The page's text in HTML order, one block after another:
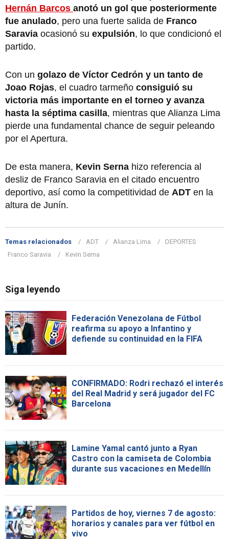
Hernán Barcos anotó un gol que posteriormente
fue anulado, pero una fuerte salida de Franco
Saravia ocasionó su expulsión, lo que condicionó el
partido.
Con un golazo de Víctor Cedrón y un tanto de
Joao Rojas, el cuadro tarmeño consiguió su
victoria más importante en el torneo y avanza
hasta la séptima casilla, mientras que Alianza Lima
pierde una fundamental chance de seguir peleando
por el Apertura.
De esta manera, Kevin Serna hizo referencia al
desliz de Franco Saravia en el citado encuentro
deportivo, así como la competitividad de ADT en la
altura de Junín.
Temas relacionados ADT Alianza Lima
DEPORTES
Franco Saravia
Kevin Serna
Siga leyendo
Federación Venezolana de Fútbol
reafirma su apoyo a Infantino y
defiende su continuidad en la FIFA
CONFIRMADO: Rodri rechazó el interés
del Real Madrid y será jugador del FC
Barcelona
Lamine Yamal cantó junto a Ryan
Castro con la camiseta de Colombia
durante sus vacaciones en Medellín
Partidos de hoy, viernes 7 de agosto:
horarios y canales para ver fútbol en
vivo